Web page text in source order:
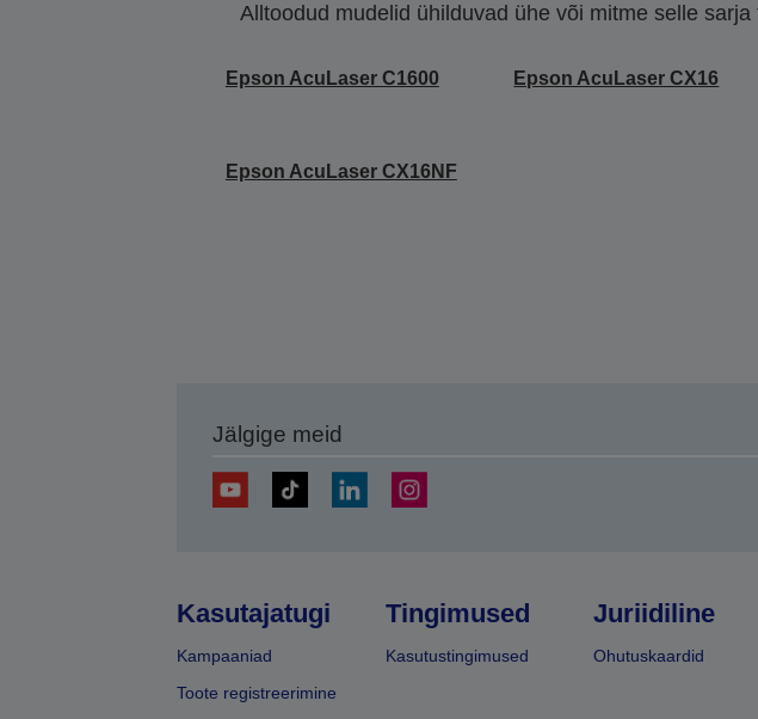
Alltoodud mudelid ühilduvad ühe või mitme selle
Epson AcuLaser C1600 Epson AcuLaser CX16
Epson AcuLaser CX16NF
Jälgige meid
Kasutajatugi
Kampaaniad
Toote registreerimine
Tingimused
Kasutustingimused
Juriidiline
Ohutuskaardid